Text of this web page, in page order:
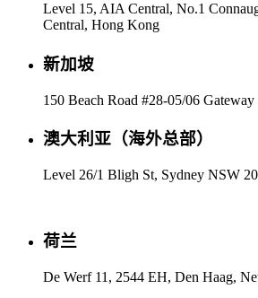
Level 15, AIA Central, No.1
Central, Hong Kong
新加坡
150 Beach Road #28-05/06 Gateway
澳大利亚（海外总部）
Level 26/1 Bligh St, Sydney NSW
荷兰
De Werf 11, 2544 EH, Den Haag,